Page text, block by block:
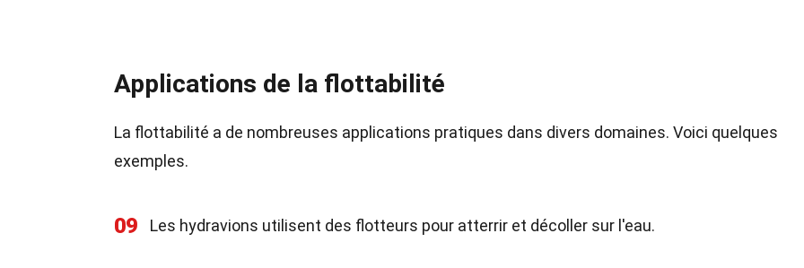
Applications de la flottabilité
La flottabilité a de nombreuses applications pratiques dans divers domaines. Voici quelques
exemples.
09 Les hydravions utilisent des flotteurs pour atterrir et décoller sur l'eau.